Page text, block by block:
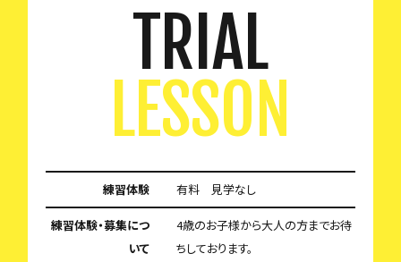
TRIAL
LESSON
練習体験 有料 見学なし
練習体験・募集につ
いて
4歳のお子様から大人の方までお待
ちしております。